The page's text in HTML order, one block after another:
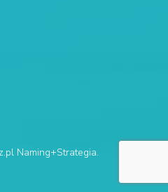
Naming+Strategia.